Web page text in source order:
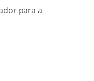
para a